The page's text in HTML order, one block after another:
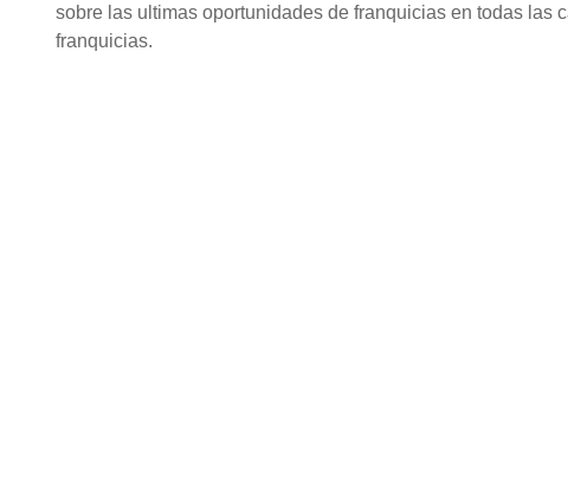
sobre las ultimas oportunidades de franquicias en todas las
franquicias.